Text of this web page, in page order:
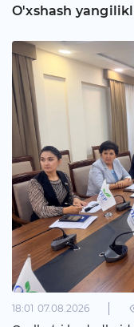
O'xshash
18:01 07.08.2026